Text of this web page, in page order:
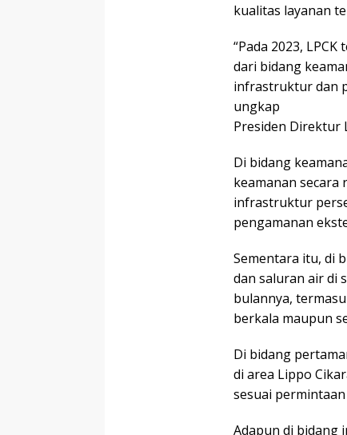
kualitas layanan
“Pada 2023,
dari bidang
infrastruktur dan
ungkap
Presiden Direktur
Di bidang
keamanan
infrastruktur
pengamanan
Sementara itu, di
dan saluran air di
bulannya,
berkala maupun
Di bidang
di area Lippo
sesuai
Adapun di bidang